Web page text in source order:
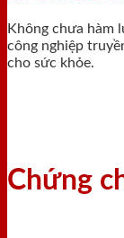
Không chưa hàm
công nghiệp
cho sức khỏe.
Chứng